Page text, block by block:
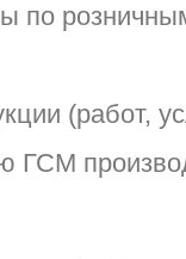
по
(работ,
ГСМ